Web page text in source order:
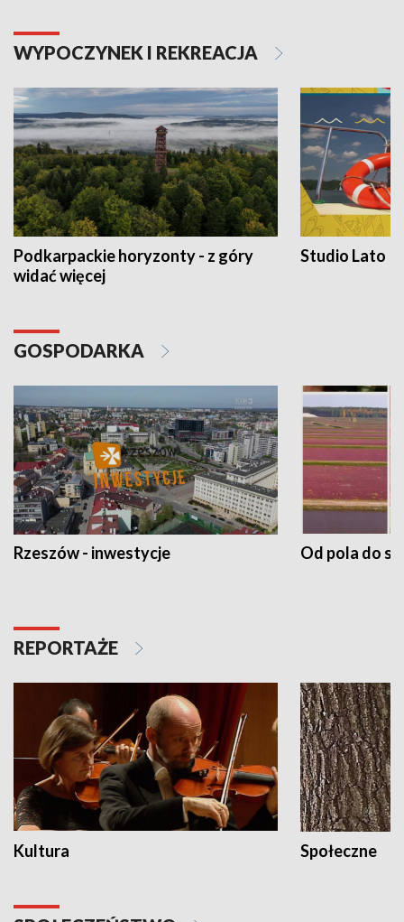
WYPOCZYNEK I REKREACJA
Podkarpackie horyzonty - z góry
widać więcej
Studio Lato
GOSPODARKA
Rzeszów - inwestycje Od pola do
REPORTAŻE
Kultura Społeczne